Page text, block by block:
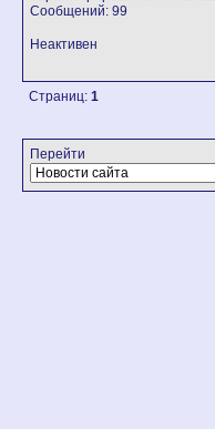
Сообщений: 99
Неактивен
Страниц: 1
Перейти